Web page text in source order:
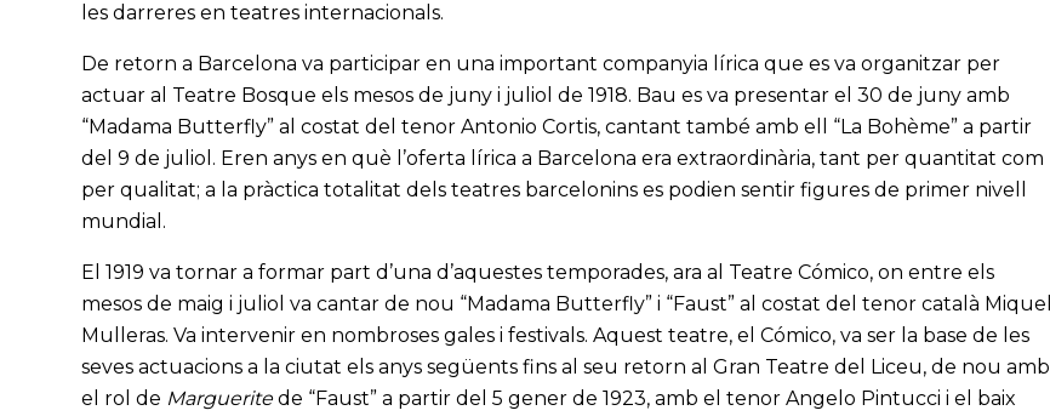
les darreres en teatres internacionals.
De retorn a Barcelona va participar en una important companyia lírica que es va organitzar per
actuar al Teatre Bosque els mesos de juny i juliol de 1918. Bau es va presentar el 30 de juny amb
“Madama Butterfly” al costat del tenor Antonio Cortis, cantant també amb ell “La Bohème” a partir
del 9 de juliol. Eren anys en què l’oferta lírica a Barcelona era extraordinària, tant per quantitat com
per qualitat; a la pràctica totalitat dels teatres barcelonins es podien sentir figures de primer nivell
mundial.
El 1919 va tornar a formar part d’una d’aquestes temporades, ara al Teatre Cómico, on entre els
mesos de maig i juliol va cantar de nou “Madama Butterfly” i “Faust” al costat del tenor català Miquel
Mulleras. Va intervenir en nombroses gales i festivals. Aquest teatre, el Cómico, va ser la base de les
seves actuacions a la ciutat els anys següents fins al seu retorn al Gran Teatre del Liceu, de nou amb
el rol de Margueritede “Faust” a partir del 5 gener de 1923, amb el tenor Angelo Pintucci i el baix